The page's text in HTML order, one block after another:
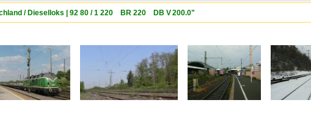
/ Dieselloks | 92 80 / 1 220 BR 220 DB V 200.0"